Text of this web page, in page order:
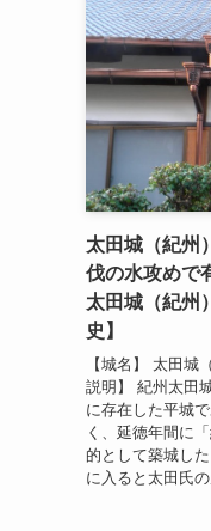
太田城（紀州
伐の水攻めで
太田城（紀州
史】
【城名】 太田城
説明】 紀州太田
に存在した平城
く、延徳年間に
的として築城し
に入ると太田氏